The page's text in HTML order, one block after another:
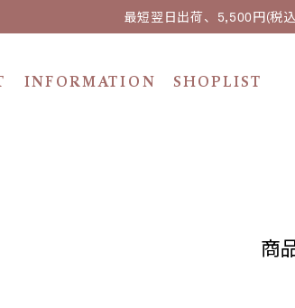
最短翌日出荷、5,500円(税
INFORMATION SHOPLIST
商